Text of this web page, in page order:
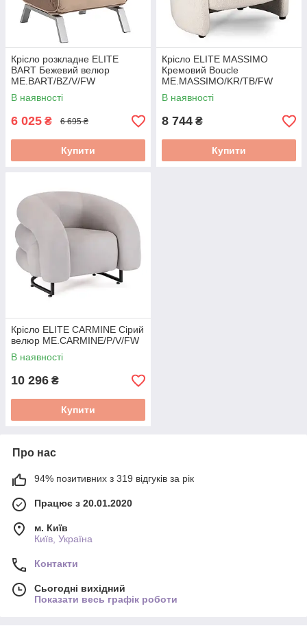
Крісло розкладне ELITE
BART Бежевий велюр
ME.BART/BZ/V/FW
В наявності
6 025 ₴ 6 695 ₴
Купити
Крісло ELITE MASSIMO
Кремовий Boucle
ME.MASSIMO/KR/TB/FW
В наявності
8 744 ₴
Купити
Крісло ELITE CARMINE Сірий
велюр ME.CARMINE/P/V/FW
В наявності
10 296 ₴
Купити
Про нас
94% позитивних з 319 відгуків за рік
Працює з 20.01.2020
м. Київ
Київ, Україна
Контакти
Сьогодні вихідний
Показати весь графік роботи